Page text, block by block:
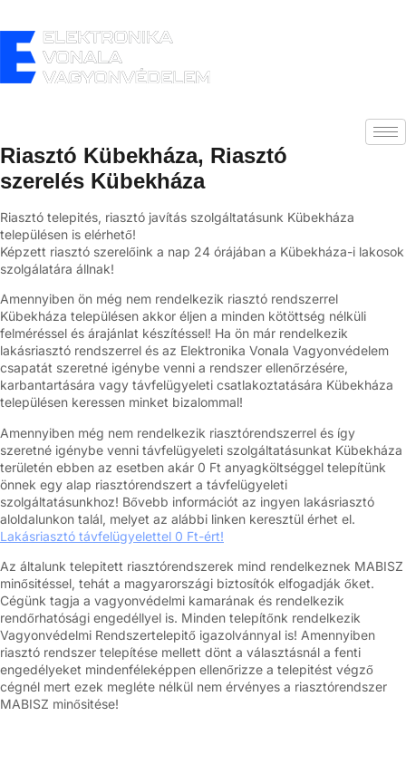
Riasztó Kübekháza, Riasztó
szerelés Kübekháza
Riasztó telepités, riasztó javítás szolgáltatásunk Kübekháza
településen is elérhető!
Képzett riasztó szerelőink a nap 24 órájában a Kübekháza-i lakosok
szolgálatára állnak!
Amennyiben ön még nem rendelkezik riasztó rendszerrel
Kübekháza településen akkor éljen a minden kötöttség nélküli
felméréssel és árajánlat készítéssel! Ha ön már rendelkezik
lakásriasztó rendszerrel és az Elektronika Vonala Vagyonvédelem
csapatát szeretné igénybe venni a rendszer ellenőrzésére,
karbantartására vagy távfelügyeleti csatlakoztatására Kübekháza
településen keressen minket bizalommal!
Amennyiben még nem rendelkezik riasztórendszerrel és így
szeretné igénybe venni távfelügyeleti szolgáltatásunkat Kübekháza
területén ebben az esetben akár 0 Ft anyagköltséggel telepítünk
önnek egy alap riasztórendszert a távfelügyeleti
szolgáltatásunkhoz! Bővebb információt az ingyen lakásriasztó
aloldalunkon talál, melyet az alábbi linken keresztül érhet el.
Lakásriasztó távfelügyelettel 0 Ft-ért!
Az általunk telepitett riasztórendszerek mind rendelkeznek MABISZ
minősitéssel, tehát a magyarországi biztosítók elfogadják őket.
Cégünk tagja a vagyonvédelmi kamarának és rendelkezik
rendőrhatósági engedéllyel is. Minden telepítőnk rendelkezik
Vagyonvédelmi Rendszertelepitő igazolvánnyal is! Amennyiben
riasztó rendszer telepítése mellett dönt a választásnál a fenti
engedélyeket mindenféleképpen ellenőrizze a telepitést végző
cégnél mert ezek megléte nélkül nem érvényes a riasztórendszer
MABISZ minősitése!